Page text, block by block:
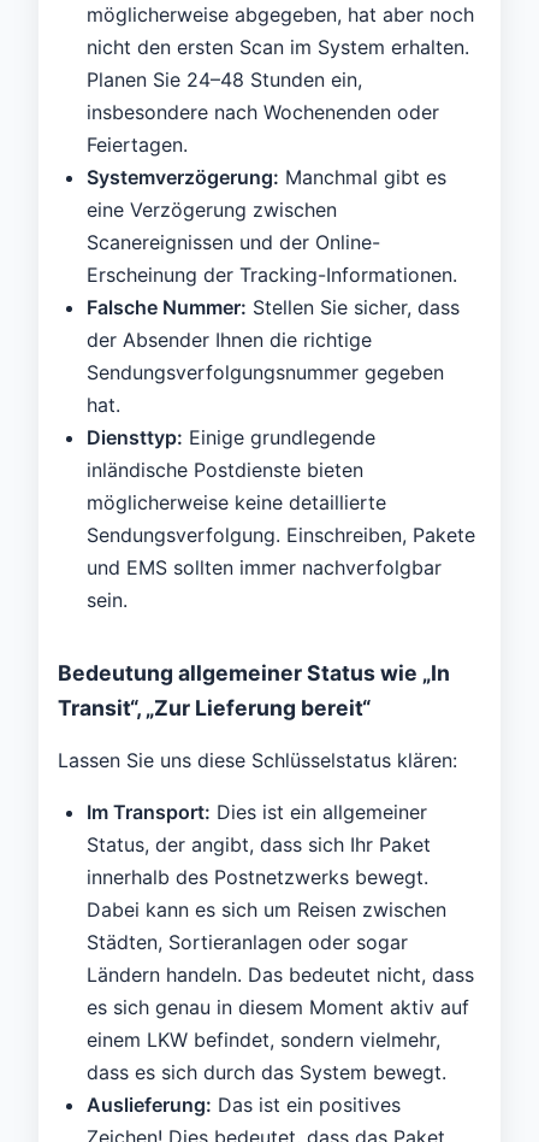
möglicherweise abgegeben, hat aber noch
nicht den ersten Scan im System erhalten.
Planen Sie 24–48 Stunden ein,
insbesondere nach Wochenenden oder
Feiertagen.
Systemverzögerung: Manchmal gibt es
eine Verzögerung zwischen
Scanereignissen und der Online-
Erscheinung der Tracking-Informationen.
Falsche Nummer: Stellen Sie sicher, dass
der Absender Ihnen die richtige
Sendungsverfolgungsnummer gegeben
hat.
Diensttyp: Einige grundlegende
inländische Postdienste bieten
möglicherweise keine detaillierte
Sendungsverfolgung. Einschreiben, Pakete
und EMS sollten immer nachverfolgbar
sein.
Bedeutung allgemeiner Status wie „In
Transit“, „Zur Lieferung bereit“
Lassen Sie uns diese Schlüsselstatus klären:
Im Transport: Dies ist ein allgemeiner
Status, der angibt, dass sich Ihr Paket
innerhalb des Postnetzwerks bewegt.
Dabei kann es sich um Reisen zwischen
Städten, Sortieranlagen oder sogar
Ländern handeln. Das bedeutet nicht, dass
es sich genau in diesem Moment aktiv auf
einem LKW befindet, sondern vielmehr,
dass es sich durch das System bewegt.
Auslieferung: Das ist ein positives
Zeichen! Dies bedeutet, dass das Paket